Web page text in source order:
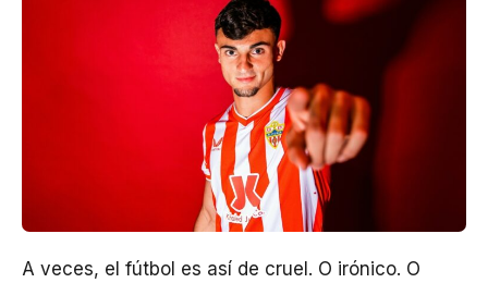
A veces, el fútbol es así de cruel. O irónico. O